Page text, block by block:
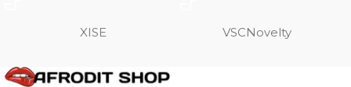
XISE VSCNovelty